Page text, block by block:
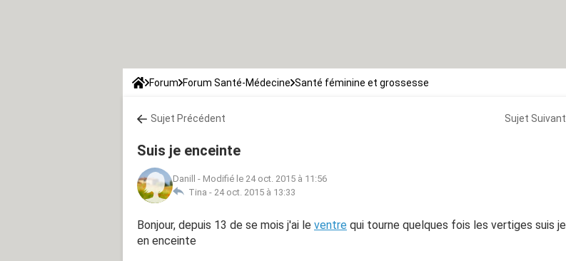
Forum Forum Santé-Médecine Santé féminine et grossesse
Sujet Précédent Sujet Suivant
Suis je enceinte
Danill - Modifié le 24 oct. 2015 à 11:56
Tina - 24 oct. 2015 à 13:33
Bonjour, depuis 13 de se mois j'ai le ventre qui tourne quelques fois les vertiges suis je
en enceinte